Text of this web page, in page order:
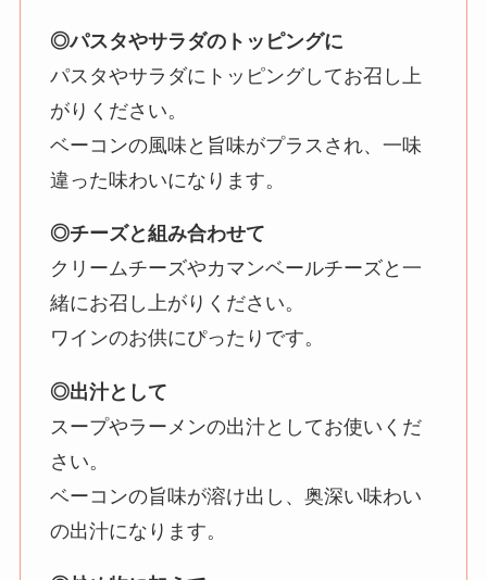
◎パスタやサラダのトッピングに
パスタやサラダにトッピングしてお召し上
がりください。
ベーコンの風味と旨味がプラスされ、一味
違った味わいになります。
◎チーズと組み合わせて
クリームチーズやカマンベールチーズと一
緒にお召し上がりください。
ワインのお供にぴったりです。
◎出汁として
スープやラーメンの出汁としてお使いくだ
さい。
ベーコンの旨味が溶け出し、奥深い味わい
の出汁になります。